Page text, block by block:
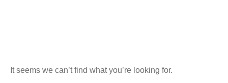
It seems we can’t find what you’re looking for.